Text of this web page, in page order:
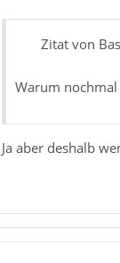
Zitat von
Warum nochmal
Ja aber deshalb